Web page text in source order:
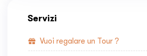
Servizi
Vuoi regalare un Tour ?